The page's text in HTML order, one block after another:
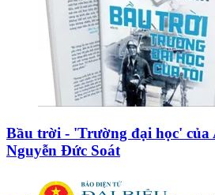
Bầu trời - 'Trường đại học' của
Nguyễn Đức Soát